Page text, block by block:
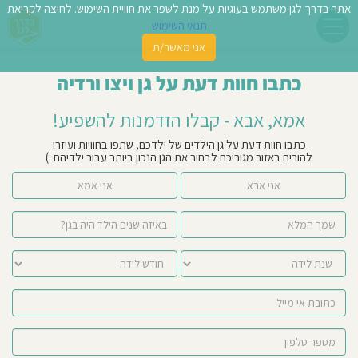
כתבו חוות דעת על גן ויצו ורדיה
אמא, אבא - קבלו הזדמנות להשפיע!
כתבו חוות דעת על גן הילדים של ילדכם, שתפו בחוויות ועיזרו
להורים באזור מגוריכם לבחור את הגן הנכון ביותר עבור ילדיהם :)
אני אמא אני אבא
אתר בדרך לגן משתמש בעוגיות על מנת לשפר את חוויית השימוש. לחיצה לקריאת
תנאי השימוש
אני מאשר/ת